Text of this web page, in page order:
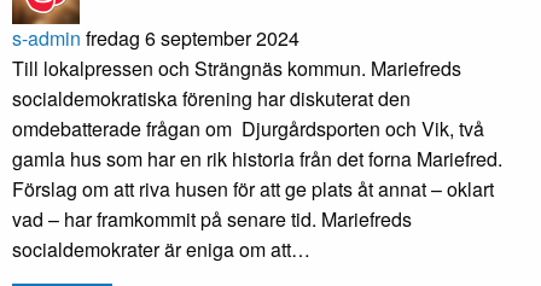
s-admin fredag 6 september 2024
Till lokalpressen och Strängnäs kommun. Mariefreds
socialdemokratiska förening har diskuterat den
omdebatterade frågan om Djurgårdsporten och Vik, två
gamla hus som har en rik historia från det forna Mariefred.
Förslag om att riva husen för att ge plats åt annat – oklart
vad – har framkommit på senare tid. Mariefreds
socialdemokrater är eniga om att…